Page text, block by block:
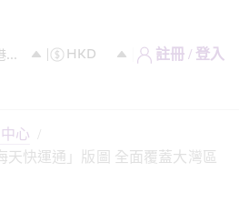
註冊 / 登入
心 /
天快運通」版圖 全面覆蓋大灣區